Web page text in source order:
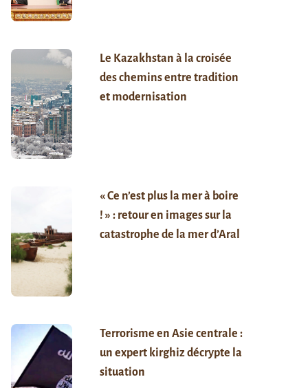
Le Kazakhstan à la croisée
des chemins entre tradition
et modernisation
« Ce n’est plus la mer à boire
! » : retour en images sur la
catastrophe de la mer d’Aral
Terrorisme en Asie centrale :
un expert kirghiz décrypte la
situation